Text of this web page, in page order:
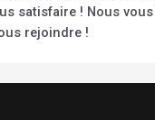
satisfaire ! Nous
rejoindre !